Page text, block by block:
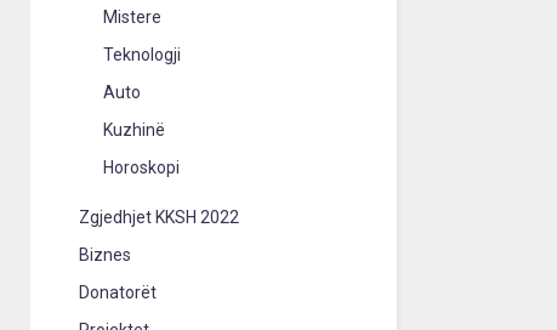
Mistere
Teknologji
Auto
Kuzhinë
Horoskopi
Zgjedhjet KKSH 2022
Biznes
Donatorët